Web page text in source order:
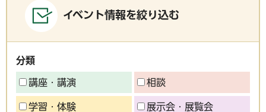
イベント情報を絞り込む
分類
講座・講演 相談
学習・体験 展示会・展覧会